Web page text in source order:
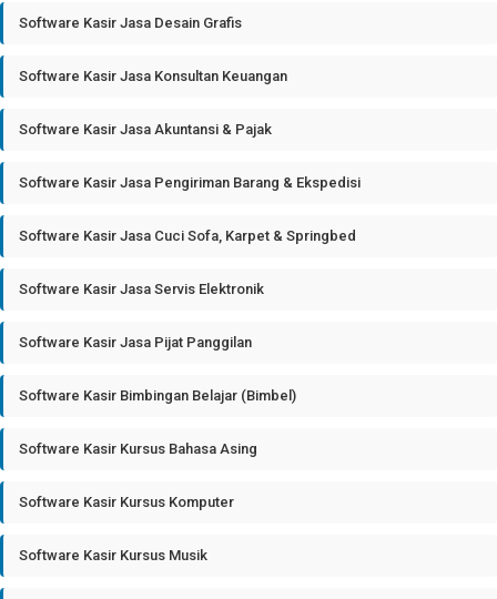
Software Kasir Jasa Desain Grafis
Software Kasir Jasa Konsultan Keuangan
Software Kasir Jasa Akuntansi & Pajak
Software Kasir Jasa Pengiriman Barang & Ekspedisi
Software Kasir Jasa Cuci Sofa, Karpet & Springbed
Software Kasir Jasa Servis Elektronik
Software Kasir Jasa Pijat Panggilan
Software Kasir Bimbingan Belajar (Bimbel)
Software Kasir Kursus Bahasa Asing
Software Kasir Kursus Komputer
Software Kasir Kursus Musik